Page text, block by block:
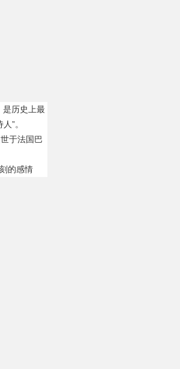
是历史上最
”。
于法国巴
的感情